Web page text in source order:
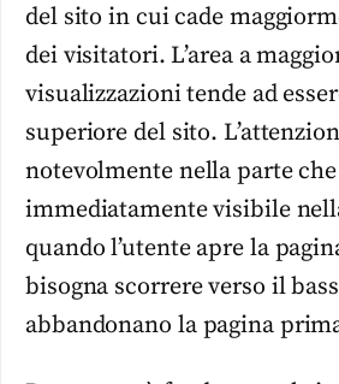
del sito in cui cade
dei visitatori. L’area a
visualizzazioni tende ad
superiore del sito.
notevolmente nella parte
immediatamente visibile
quando l’utente apre la
bisogna scorrere verso il
abbandonano la pagina